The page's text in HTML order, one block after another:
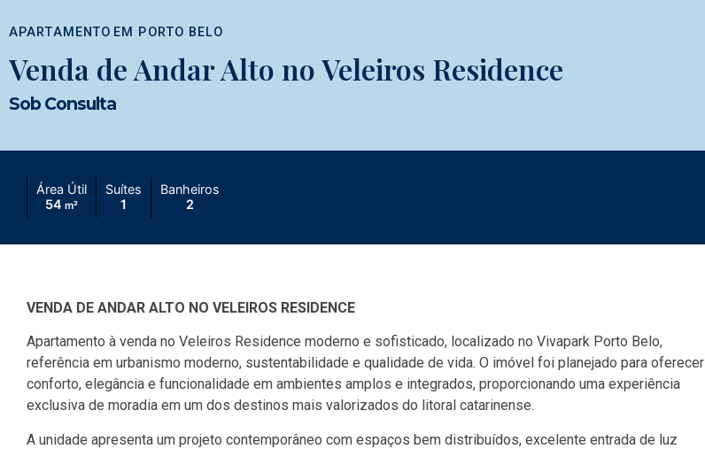
APARTAMENTO EM PORTO BELO
Venda de Andar Alto no Veleiros Residence
Sob Consulta
Área Útil
54 m²
Suítes
1
Banheiros
2
VENDA DE ANDAR ALTO NO VELEIROS RESIDENCE
Apartamento à venda no Veleiros Residence moderno e sofisticado, localizado no Vivapark Porto Belo,
referência em urbanismo moderno, sustentabilidade e qualidade de vida. O imóvel foi planejado para oferecer
conforto, elegância e funcionalidade em ambientes amplos e integrados, proporcionando uma experiência
exclusiva de moradia em um dos destinos mais valorizados do litoral catarinense.
A unidade apresenta um projeto contemporâneo com espaços bem distribuídos, excelente entrada de luz